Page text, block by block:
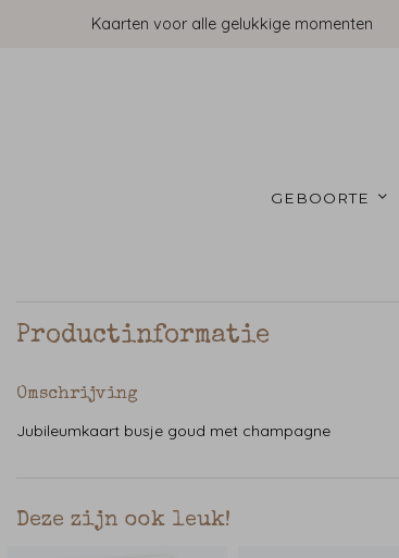
Kaarten voor alle gelukkige momenten
GEBOORTE
Productinformatie
Omschrijving
Jubileumkaart busje goud met champagne
Deze zijn ook leuk!